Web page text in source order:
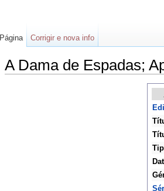
A Dama de Espadas;
Página Corrigir e nova info